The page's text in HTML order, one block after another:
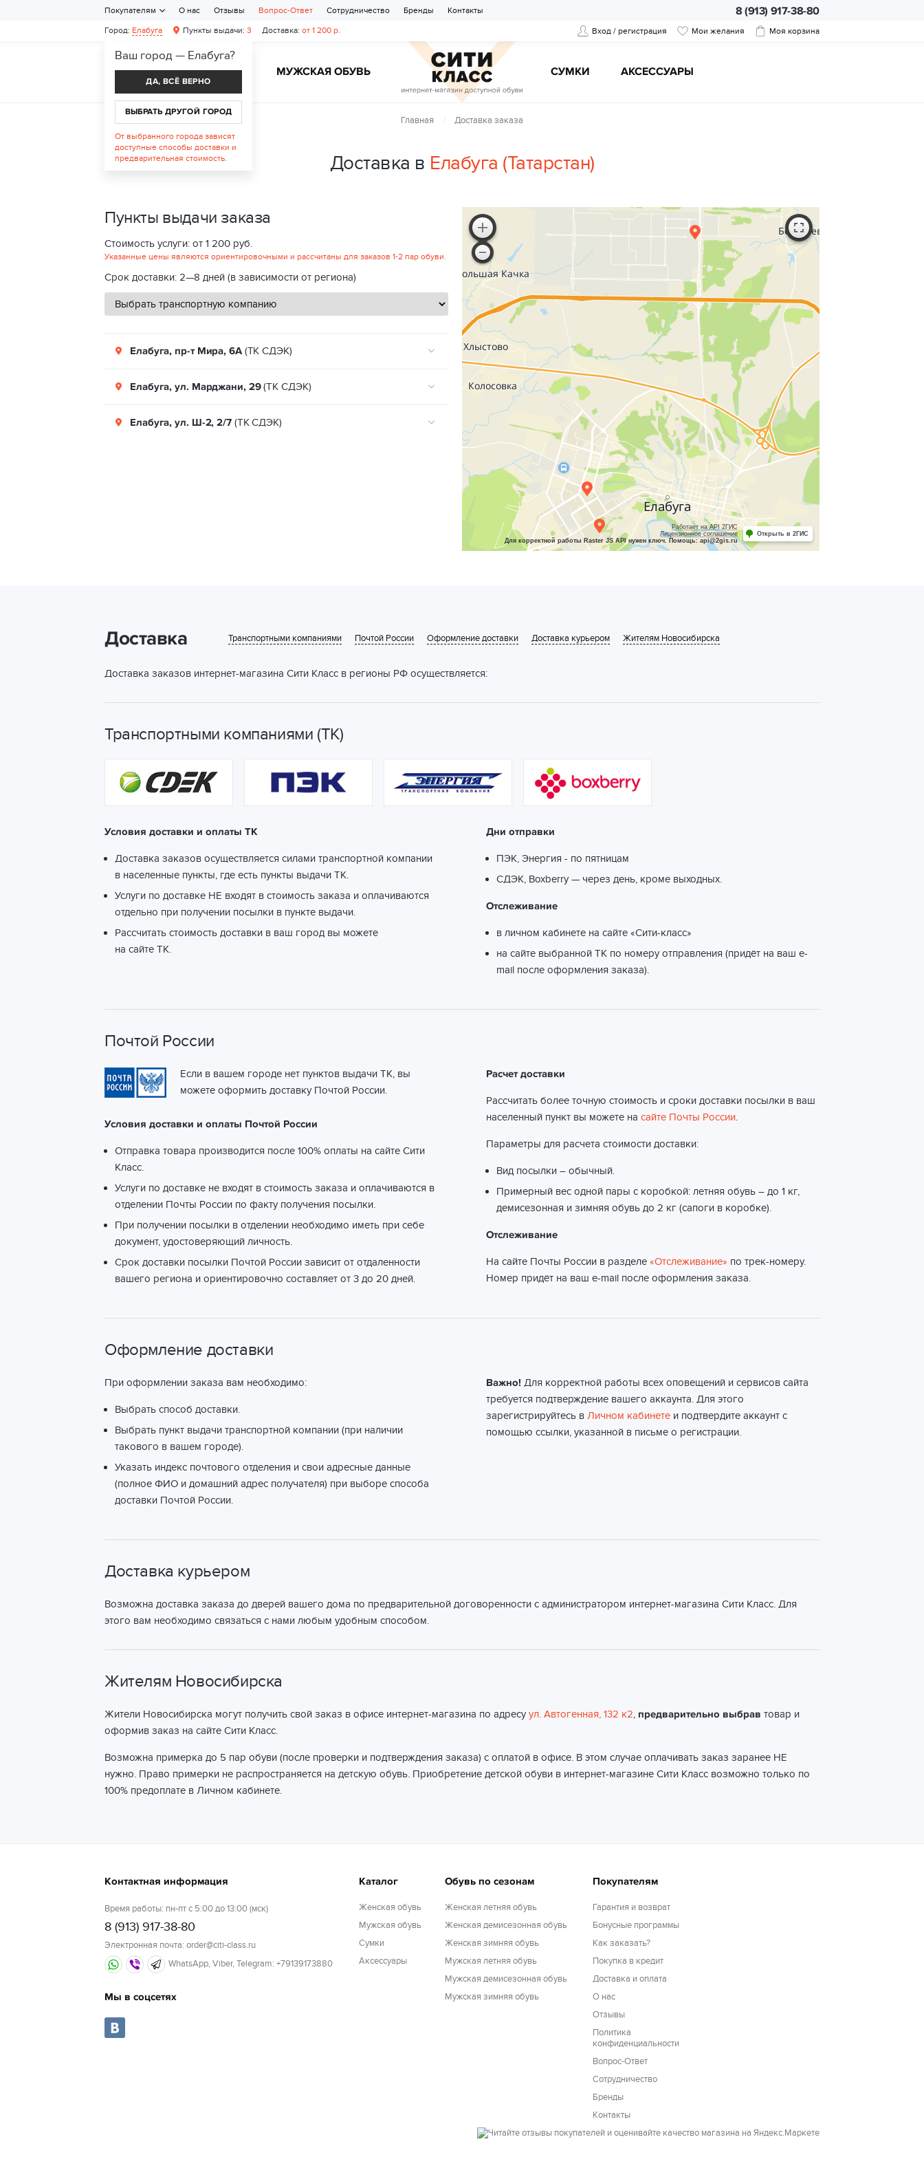
Вход / регистрация Мои желания Моя корзина
ЖЕНСКАЯ ОБУВЬ МУЖСКАЯ ОБУВЬ CУМКИ АКСЕССУАРЫ
Город: Елабуга Пункты выдачи: 3 Доставка: от 1 200 р.
8 (913) 917-38-80
Покупателям О нас Отзывы Вопрос-Ответ Сотрудничество Бренды Контакты
Главная Доставка заказа
Доставка в Елабуга (Татарстан)
Пункты выдачи заказа
Стоимость услуги: от 1 200 руб.
Указанные цены являются ориентировочными и рассчитаны для заказов 1-2 пар обуви.
Срок доставки: 2—8 дней (в зависимости от региона)
Елабуга, пр-т Мира, 6А(ТК СДЭК)
Елабуга, ул. Марджани, 29(ТК СДЭК)
Елабуга, ул. Ш-2, 2/7(ТК СДЭК)
Работает на API 2ГИС
Лицензионное соглашение
Для корректной работы Raster JS API нужен ключ. Помощь: api@2gis.ru
Открыть в 2ГИС
Доставка Транспортными компаниями Почтой России Оформление доставки Доставка курьером Жителям Новосибирска
Доставка заказов интернет-магазина Сити Класс в регионы РФ осуществляется:
Транспортными компаниями (ТК)
Условия доставки и оплаты ТК
Доставка заказов осуществляется силами транспортной компании
в населенные пункты, где есть пункты выдачи ТК.
Услуги по доставке НЕ входят в стоимость заказа и оплачиваются
отдельно при получении посылки в пункте выдачи.
Рассчитать стоимость доставки в ваш город вы можете
на сайте ТК.
Дни отправки
ПЭК, Энергия - по пятницам
СДЭК, Boxberry — через день, кроме выходных.
Отслеживание
в личном кабинете на сайте «Сити-класс»
на сайте выбранной ТК по номеру отправления (придёт на ваш e-
mail после оформления заказа).
Почтой России
Если в вашем городе нет пунктов выдачи ТК, вы
можете оформить доставку Почтой России.
Условия доставки и оплаты Почтой России
Отправка товара производится после 100% оплаты на сайте Сити
Класс.
Услуги по доставке не входят в стоимость заказа и оплачиваются в
отделении Почты России по факту получения посылки.
При получении посылки в отделении необходимо иметь при себе
документ, удостоверяющий личность.
Срок доставки посылки Почтой России зависит от отдаленности
вашего региона и ориентировочно составляет от 3 до 20 дней.
Расчет доставки
Рассчитать более точную стоимость и сроки доставки посылки в ваш
населенный пункт вы можете на сайте Почты России
Параметры для расчета стоимости доставки:
Вид посылки – обычный.
Примерный вес одной пары с коробкой: летняя обувь – до 1 кг,
демисезонная и зимняя обувь до 2 кг (сапоги в коробке).
Отслеживание
На сайте Почты России в разделе «Отслеживание» по трек-номеру.
Номер придёт на ваш e-mail после оформления заказа.
Оформление доставки
При оформлении заказа вам необходимо:
Выбрать способ доставки.
Выбрать пункт выдачи транспортной компании (при наличии
такового в вашем городе).
Указать индекс почтового отделения и свои адресные данные
(полное ФИО и домашний адрес получателя) при выборе способа
доставки Почтой России.
Важно! Для корректной работы всех оповещений и сервисов сайта
требуется подтверждение вашего аккаунта. Для этого
зарегистрируйтесь в Личном кабинете и подтвердите аккаунт с
помощью ссылки, указанной в письме о регистрации.
Доставка курьером
Возможна доставка заказа до дверей вашего дома по предварительной договоренности с администратором интернет-магазина Сити Класс. Для
этого вам необходимо связаться с нами любым удобным способом.
Жителям Новосибирска
Жители Новосибирска могут получить свой заказ в офисе интернет-магазина по адресуул. Автогенная, 132 к2 предварительно выбрав товар и
оформив заказ на сайте Сити Класс.
Возможна примерка до 5 пар обуви (после проверки и подтверждения заказа) с оплатой в офисе. В этом случае оплачивать заказ заранее НЕ
нужно. Право примерки не распространяется на детскую обувь. Приобретение детской обуви в интернет-магазине Сити Класс возможно только по
100% предоплате в Личном кабинете.
Контактная информация
Время работы: пн-пт с 5:00 до 13:00 (мск)
8 (913) 917-38-80
Электронная почта: order@citi-class.ru
WhatsApp, Viber, Telegram: +79139173880
Мы в соцсетях
Каталог
Женская обувь
Мужская обувь
Cумки
Аксессуары
Обувь по сезонам
Женская летняя обувь
Женская демисезонная обувь
Женская зимняя обувь
Мужская летняя обувь
Мужская демисезонная обувь
Мужская зимняя обувь
Покупателям
Гарантия и возврат
Бонусные программы
Как заказать?
Покупка в кредит
Доставка и оплата
О нас
Отзывы
Политика
конфиденциальности
Вопрос-Ответ
Сотрудничество
Бренды
Контакты
Ваш город — Елабуга?
ДА, ВСЁ ВЕРНО
ВЫБРАТЬ ДРУГОЙ ГОРОД
От выбранного города зависят
доступные способы доставки и
предварительная стоимость.